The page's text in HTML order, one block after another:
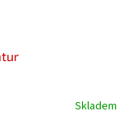
Skladem